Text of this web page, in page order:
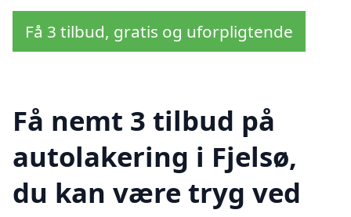
Få 3 tilbud, gratis og uforpligtende
Få nemt 3 tilbud på
autolakering i Fjelsø,
du kan være tryg ved